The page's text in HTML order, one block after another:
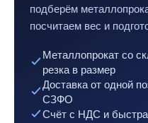
подберём
посчитаем вес и
Металлопрокат со
резка в размер
Доставка от одной
СЗФО
Счёт с НДС и